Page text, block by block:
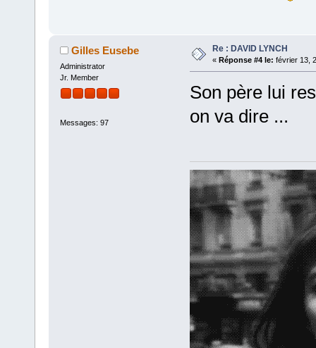
Gilles Eusebe
Administrator
Jr. Member
Messages: 97
Re : DAVID LYNCH
« Réponse #4 le: février 13,
Son père lui
on va dire ...